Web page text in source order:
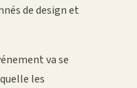
de design et
va se
les